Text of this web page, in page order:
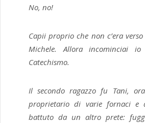
No, no!
Capii proprio che non c’era
Michele. Allora incominciai
Catechismo.
Il secondo ragazzo fu Tani,
proprietario di varie fornaci e
battuto da un altro prete: